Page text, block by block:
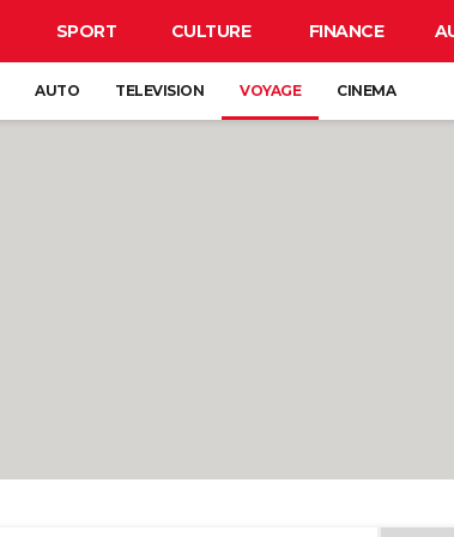
SPORT CULTURE FINANCE
AUTO TELEVISION VOYAGE CINEMA